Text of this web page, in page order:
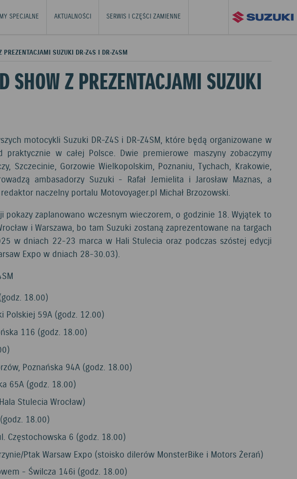
SPECJALNE AKTUALNOŚCI SERWIS I CZĘŚCI ZAMIENNE
SUZUKI DR-Z4S I DR-Z4SM
SHOW Z PREZENTACJAMI SUZUKI
motocykli Suzuki DR-Z4S i DR-Z4SM, które będą organizowane w
w całej Polsce. Dwie premierowe maszyny zobaczymy
Szczecinie, Gorzowie Wielkopolskim, Poznaniu, Tychach, Krakowie,
ambasadorzy Suzuki - Rafał Jemielita i Jarosław Maznas, a
naczelny portalu Motovoyager.pl Michał Brzozowski.
pokazy zaplanowano wczesnym wieczorem, o godzinie 18. Wyjątek to
i Warszawa, bo tam Suzuki zostaną zaprezentowane na targach
w dniach 22-23 marca w Hali Stulecia oraz podczas szóstej edycji
Expo w dniach 28-30.03).
18.00)
Polskiej 59A (godz. 12.00)
116 (godz. 18.00)
Poznańska 94A (godz. 18.00)
65A (godz. 18.00)
Stulecia Wrocław)
18.00)
Częstochowska 6 (godz. 18.00)
Ptak Warsaw Expo (stoisko dilerów MonsterBike i Motors Żerań)
- Świlcza 146i (godz. 18.00)